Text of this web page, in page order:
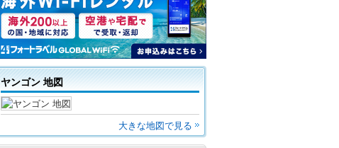
ヤンゴン 地図
大きな地図で見る